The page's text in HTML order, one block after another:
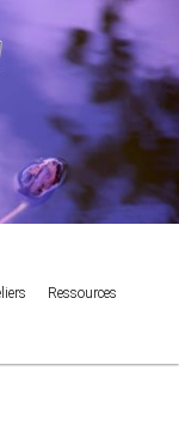
Ressources